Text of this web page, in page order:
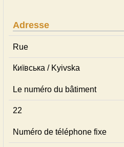
Adresse
Rue
Київська / Kyivska
Le numéro du bâtiment
22
Numéro de téléphone fixe